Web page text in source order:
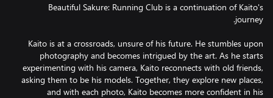
Beautiful Sakure: Running Club is a continuation of Kaito's
Kaito is at a crossroads, unsure of his future. He stumbles upon
photography and becomes intrigued by the art. As he starts
experimenting with his camera, Kaito reconnects with old friends,
asking them to be his models. Together, they explore new places,
and with each photo, Kaito becomes more confident in his